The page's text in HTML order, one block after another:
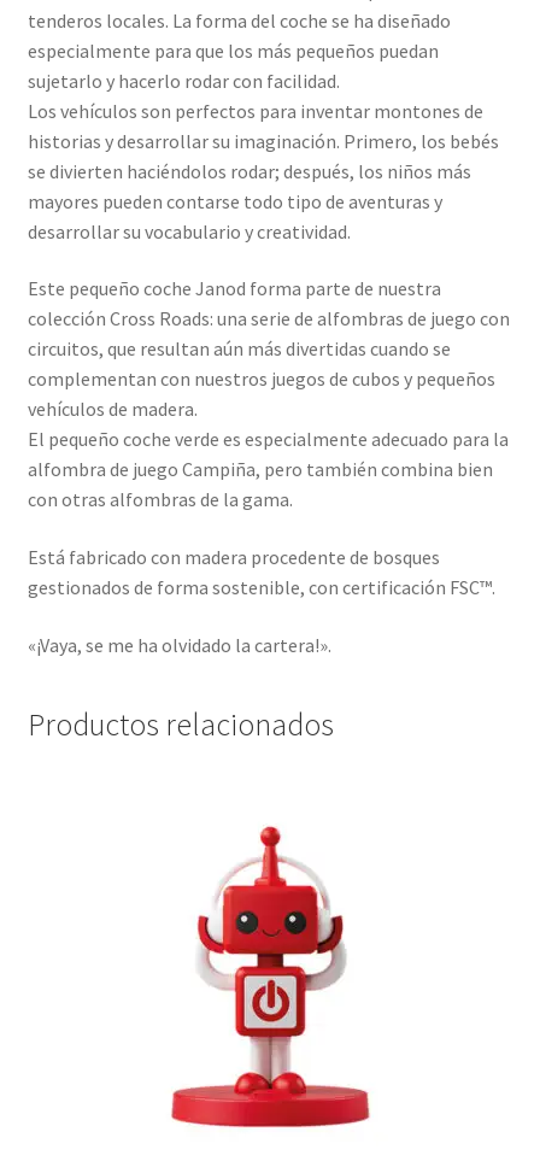
tenderos locales. La forma del coche se ha diseñado
especialmente para que los más pequeños puedan
sujetarlo y hacerlo rodar con facilidad.
Los vehículos son perfectos para inventar montones de
historias y desarrollar su imaginación. Primero, los bebés
se divierten haciéndolos rodar; después, los niños más
mayores pueden contarse todo tipo de aventuras y
desarrollar su vocabulario y creatividad.
Este pequeño coche Janod forma parte de nuestra
colección Cross Roads: una serie de alfombras de juego con
circuitos, que resultan aún más divertidas cuando se
complementan con nuestros juegos de cubos y pequeños
vehículos de madera.
El pequeño coche verde es especialmente adecuado para la
alfombra de juego Campiña, pero también combina bien
con otras alfombras de la gama.
Está fabricado con madera procedente de bosques
gestionados de forma sostenible, con certificación FSC™.
«¡Vaya, se me ha olvidado la cartera!».
Productos relacionados